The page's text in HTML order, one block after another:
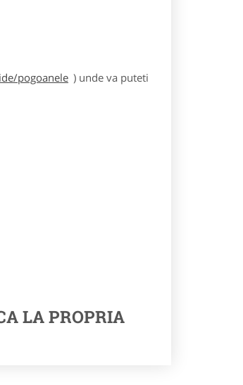
pogoanele ) unde va puteti
LA PROPRIA